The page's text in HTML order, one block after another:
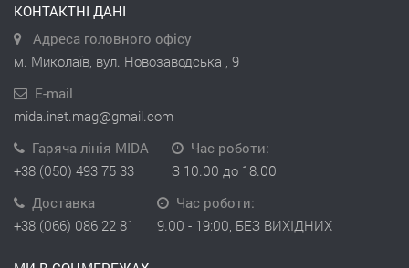
КОНТАКТНІ ДАНІ
Адреса головного офісу
м. Миколаїв, вул. Новозаводська , 9
E-mail
mida.inet.mag@gmail.com
Гаряча лінія MIDA
+38 (050) 493 75 33
Час роботи:
З 10.00 до 18.00
Доставка
+38 (066) 086 22 81
Час роботи:
9.00 - 19:00, БЕЗ ВИХІДНИХ